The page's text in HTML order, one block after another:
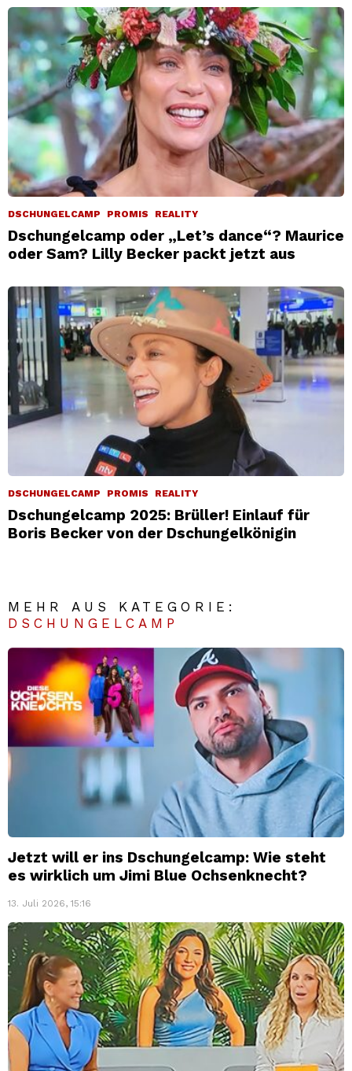
DSCHUNGELCAMP PROMIS REALITY
Dschungelcamp oder „Let’s dance“? Maurice
oder Sam? Lilly Becker packt jetzt aus
DSCHUNGELCAMP PROMIS REALITY
Dschungelcamp 2025: Brüller! Einlauf für
Boris Becker von der Dschungelkönigin
MEHR AUS KATEGORIE:
DSCHUNGELCAMP
Jetzt will er ins Dschungelcamp: Wie steht
es wirklich um Jimi Blue Ochsenknecht?
13. Juli 2026, 15:16